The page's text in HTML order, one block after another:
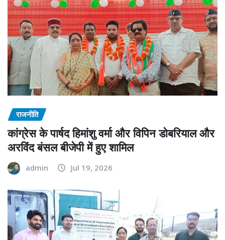
राजनीति
कांग्रेस के पार्षद हिमांशु वर्मा और विपिन डोबरियाल और
अरविंद बंसल बीजेपी में हुए शामिल
admin Jul 19, 2026